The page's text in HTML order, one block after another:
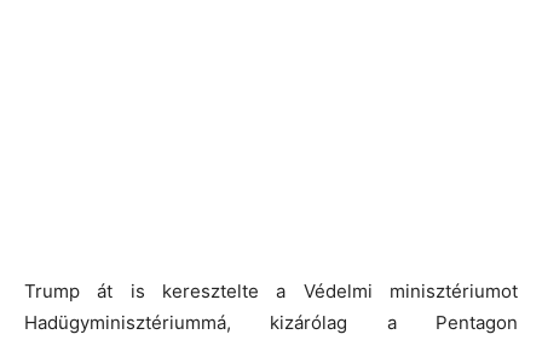
Trump át is keresztelte a Védelmi minisztériumot
Hadügyminisztériummá, kizárólag a Pentagon